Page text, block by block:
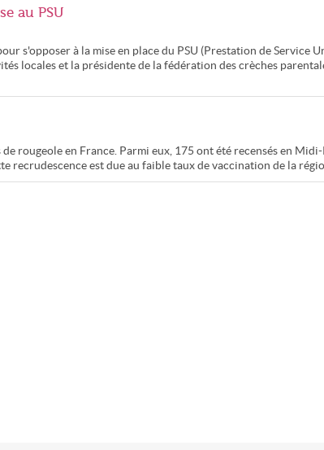
au PSU
s'opposer à la mise en place du PSU (Prestation de Service
locales et la présidente de la fédération des crèches
rougeole en France. Parmi eux, 175 ont été recensés en
recrudescence est due au faible taux de vaccination de la